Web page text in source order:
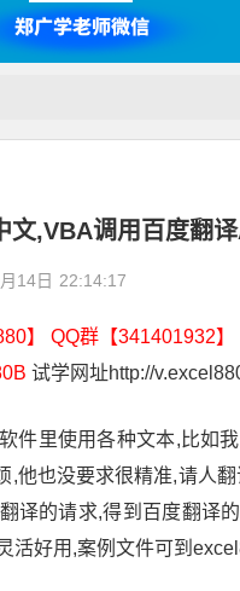
文,VBA调用百度翻
14日 22:14:17
】 QQ群【341401932】
试学网址http://
件里使用各种文本,比如
他也没要求很精准,请人
译的请求,得到百度翻译
活好用,案例文件可到